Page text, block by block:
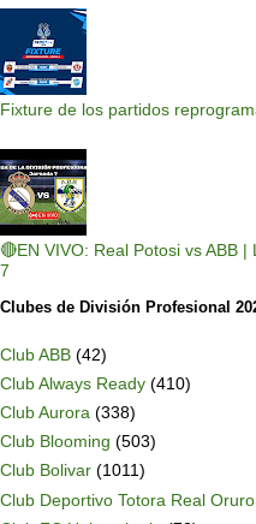
Fixture de los partidos
🔴EN VIVO: Real Potosi vs ABB
7
Clubes de División Profesional
Club ABB (42)
Club Always Ready (410)
Club Aurora (338)
Club Blooming (503)
Club Bolivar (1011)
Club Deportivo Totora Real Oruro